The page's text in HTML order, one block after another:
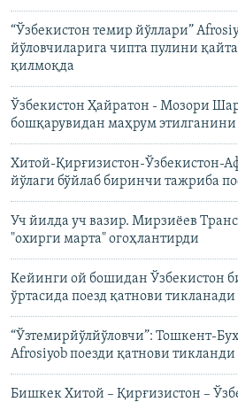
“Ўзбекистон темир йўллари”
йўловчиларига чипта пулини
қилмоқда
Ўзбекистон Ҳайратон - Мозори
бошқарувидан маҳрум этилганини
Хитой-Қирғизистон-Ўзбекистон-
йўлаги бўйлаб биринчи тажриба
Уч йилда уч вазир. Мирзиёев
"охирги марта" огоҳлантирди
Кейинги ой бошидан Ўзбекистон
ўртасида поезд қатнови тикланади
“Ўзтемирйўлйўловчи”: Тошкент-
Afrosiyob поезди қатнови тикланди
Бишкек Хитой – Қирғизистон –